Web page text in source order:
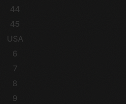
44
45
USA
6
7
8
9